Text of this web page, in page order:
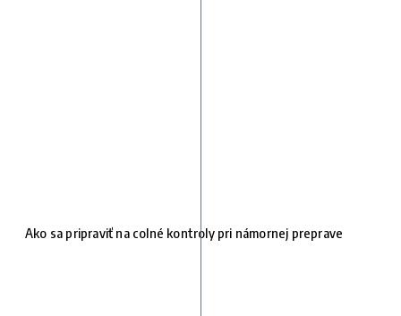
Ako sa pripraviť na colné kontroly pri námornej preprave